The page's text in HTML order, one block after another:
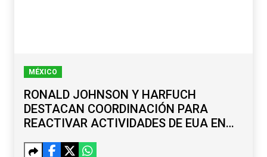
MÉXICO
RONALD JOHNSON Y HARFUCH
DESTACAN COORDINACIÓN PARA
REACTIVAR ACTIVIDADES DE EUA EN